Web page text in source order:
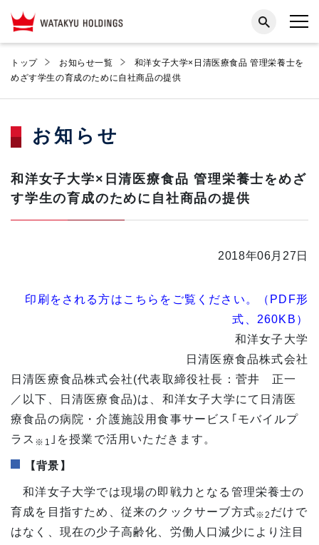
トップ お知らせ一覧
和洋女子大学×日清医療食品 管理栄養士を
めざす学生の育成のために自社商品の提供
お知らせ
和洋女子大学×日清医療食品 管理栄養士をめざ
す学生の育成のために自社商品の提供
2018年06月27日
印刷をされる方はこちらをご覧ください。（PDF形
式、260KB）
和洋女子大学
日清医療食品株式会社
日清医療食品株式会社(代表取締役社長：菅井 正一
／以下、日清医療食品)は、和洋女子大学にて日清医
療食品の病院・介護施設用食事サービス｢モバイルプ
ラス ※1 ｣を授業で活用いただきます。
【背景】
和洋女子大学では現場の即戦力となる管理栄養士の
育成を目指すため、従来のクックサーブ方式※2 だけで
はなく、現在の少子高齢化、労働人口減少により注目